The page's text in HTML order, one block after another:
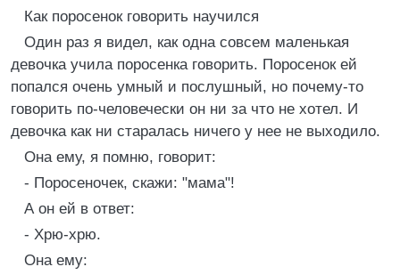
Как поросенок говорить научился
Один раз я видел, как одна совсем маленькая
девочка учила поросенка говорить. Поросенок ей
попался очень умный и послушный, но почему-то
говорить по-человечески он ни за что не хотел. И
девочка как ни старалась ничего у нее не выходило.
Она ему, я помню, говорит:
- Поросеночек, скажи: "мама"!
А он ей в ответ:
- Хрю-хрю.
Она ему: